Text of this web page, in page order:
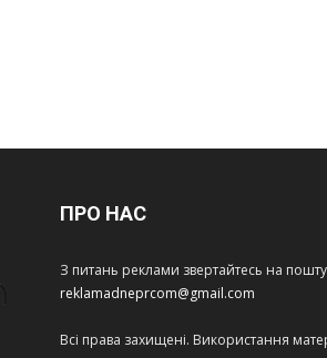
ПРО НАС
З питань реклами звертайтесь на
reklamadneprcom@gmail.com
Всі права захищені. Використання